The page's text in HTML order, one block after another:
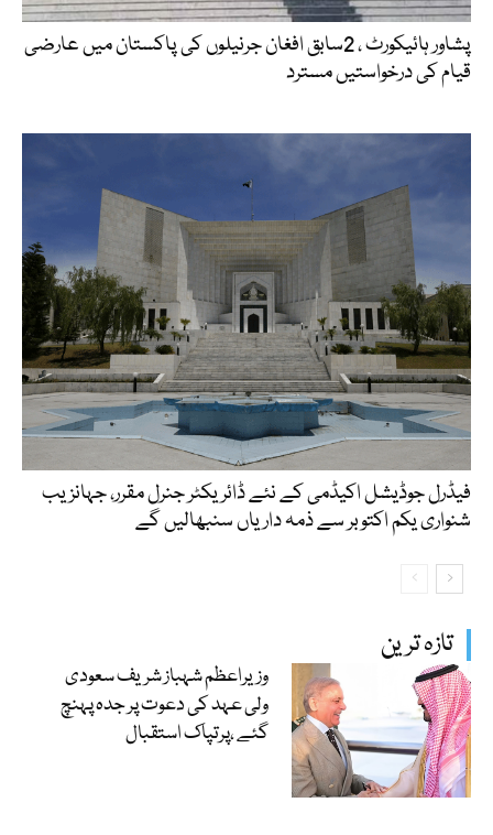
تازہ ترین
وزیراعظم شہباز شریف سعودی
ولی عہد کی دعوت پر جدہ پہنچ
گئے ،پرتپاک استقبال
پشاور ہائیکورٹ ، 2سابق افغان جرنیلوں کی پاکستان میں عارضی
قیام کی درخواستیں مسترد
فیڈرل جوڈیشل اکیڈمی کے نئے ڈائریکٹر جنرل مقرر، جہانزیب
شنواری یکم اکتوبر سے ذمہ داریاں سنبھالیں گے